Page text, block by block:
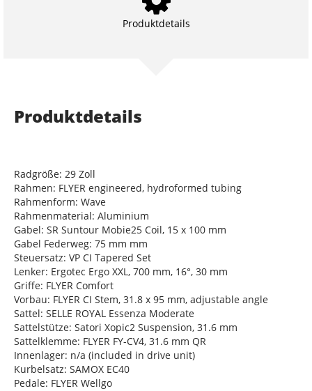
Produktdetails
Produktdetails
Radgröße: 29 Zoll
Rahmen: FLYER engineered, hydroformed tubing
Rahmenform: Wave
Rahmenmaterial: Aluminium
Gabel: SR Suntour Mobie25 Coil, 15 x 100 mm
Gabel Federweg: 75 mm mm
Steuersatz: VP CI Tapered Set
Lenker: Ergotec Ergo XXL, 700 mm, 16°, 30 mm
Griffe: FLYER Comfort
Vorbau: FLYER CI Stem, 31.8 x 95 mm, adjustable angle
Sattel: SELLE ROYAL Essenza Moderate
Sattelstütze: Satori Xopic2 Suspension, 31.6 mm
Sattelklemme: FLYER FY-CV4, 31.6 mm QR
Innenlager: n/a (included in drive unit)
Kurbelsatz: SAMOX EC40
Pedale: FLYER Wellgo